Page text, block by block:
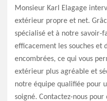
Monsieur Karl Elagage
extérieur propre et net.
spécialisé et à notre savoir-
efficacement les souches et
encombrées, ce qui vous
extérieur plus agréable et
notre équipe qualifiée pour
soigné. Contactez-nous